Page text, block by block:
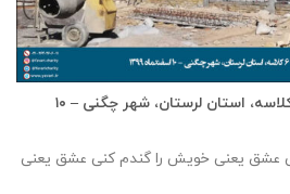
گزارش روند ساخت مدرسه ٦ كلاسه، استان لرستان، شهر چگنی – ۱۰
عشق يعنی خويش را گندم كنی عشق يعنی